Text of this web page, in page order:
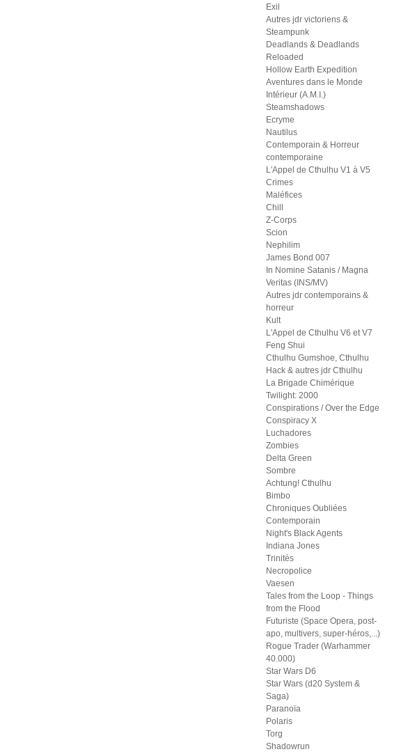
Exil
Autres jdr victoriens &
Steampunk
Deadlands & Deadlands
Reloaded
Hollow Earth Expedition
Aventures dans le Monde
Intérieur (A.M.I.)
Steamshadows
Ecryme
Nautilus
Contemporain & Horreur
contemporaine
L'Appel de Cthulhu V1 à V5
Crimes
Maléfices
Chill
Z-Corps
Scion
Nephilim
James Bond 007
In Nomine Satanis / Magna
Veritas (INS/MV)
Autres jdr contemporains &
horreur
Kult
L'Appel de Cthulhu V6 et V7
Feng Shui
Cthulhu Gumshoe, Cthulhu
Hack & autres jdr Cthulhu
La Brigade Chimérique
Twilight: 2000
Conspirations / Over the Edge
Conspiracy X
Luchadores
Zombies
Delta Green
Sombre
Achtung! Cthulhu
Bimbo
Chroniques Oubliées
Contemporain
Night's Black Agents
Indiana Jones
Trinités
Necropolice
Vaesen
Tales from the Loop - Things
from the Flood
Futuriste (Space Opera, post-
apo, multivers, super-héros,...)
Rogue Trader (Warhammer
40.000)
Star Wars D6
Star Wars (d20 System &
Saga)
Paranoïa
Polaris
Torg
Shadowrun